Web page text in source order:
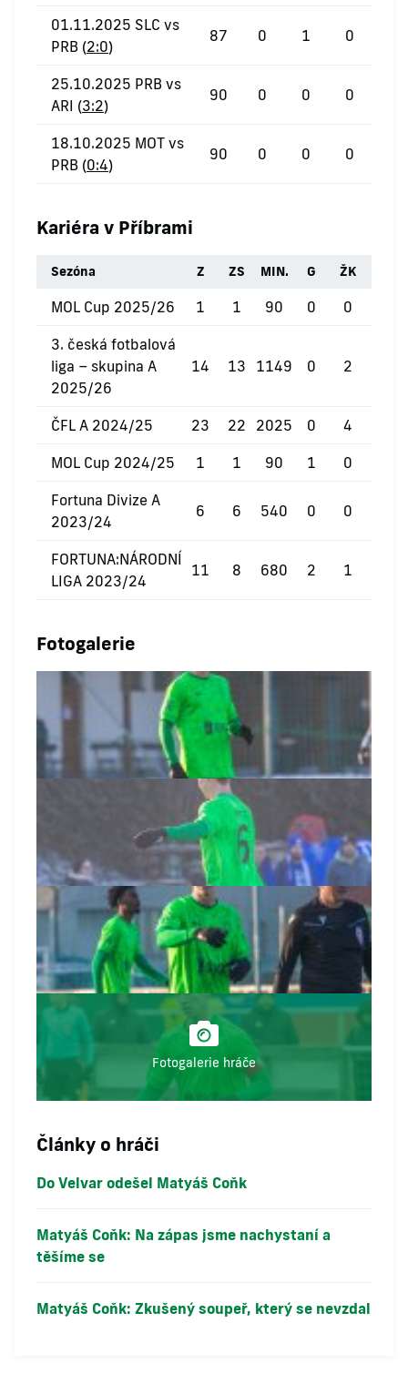
01.11.2025 SLC vs
PRB (2:0)
87 0 1 0
25.10.2025 PRB vs
ARI (3:2)
90 0 0 0
18.10.2025 MOT vs
PRB (0:4)
90 0 0 0
Kariéra v Příbrami
Sezóna Z ZS MIN. G ŽK
MOL Cup 2025/26 1 1 90 0 0
3. česká fotbalová
liga – skupina A
2025/26
14 13 1149 0 2
ČFL A 2024/25 23 22 2025 0 4
MOL Cup 2024/25 1 1 90 1 0
Fortuna Divize A
2023/24
6 6 540 0 0
FORTUNA:NÁRODNÍ
LIGA 2023/24
11 8 680 2 1
Fotogalerie
Fotogalerie hráče
Články o hráči
Do Velvar odešel Matyáš Coňk
Matyáš Coňk: Na zápas jsme nachystaní a
těšíme se
Matyáš Coňk: Zkušený soupeř, který se nevzdal